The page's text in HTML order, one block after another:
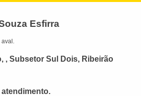
Esfirra
aval.
, Subsetor Sul Dois, Ribeirão